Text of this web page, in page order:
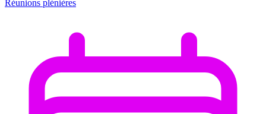
Réunions plénières